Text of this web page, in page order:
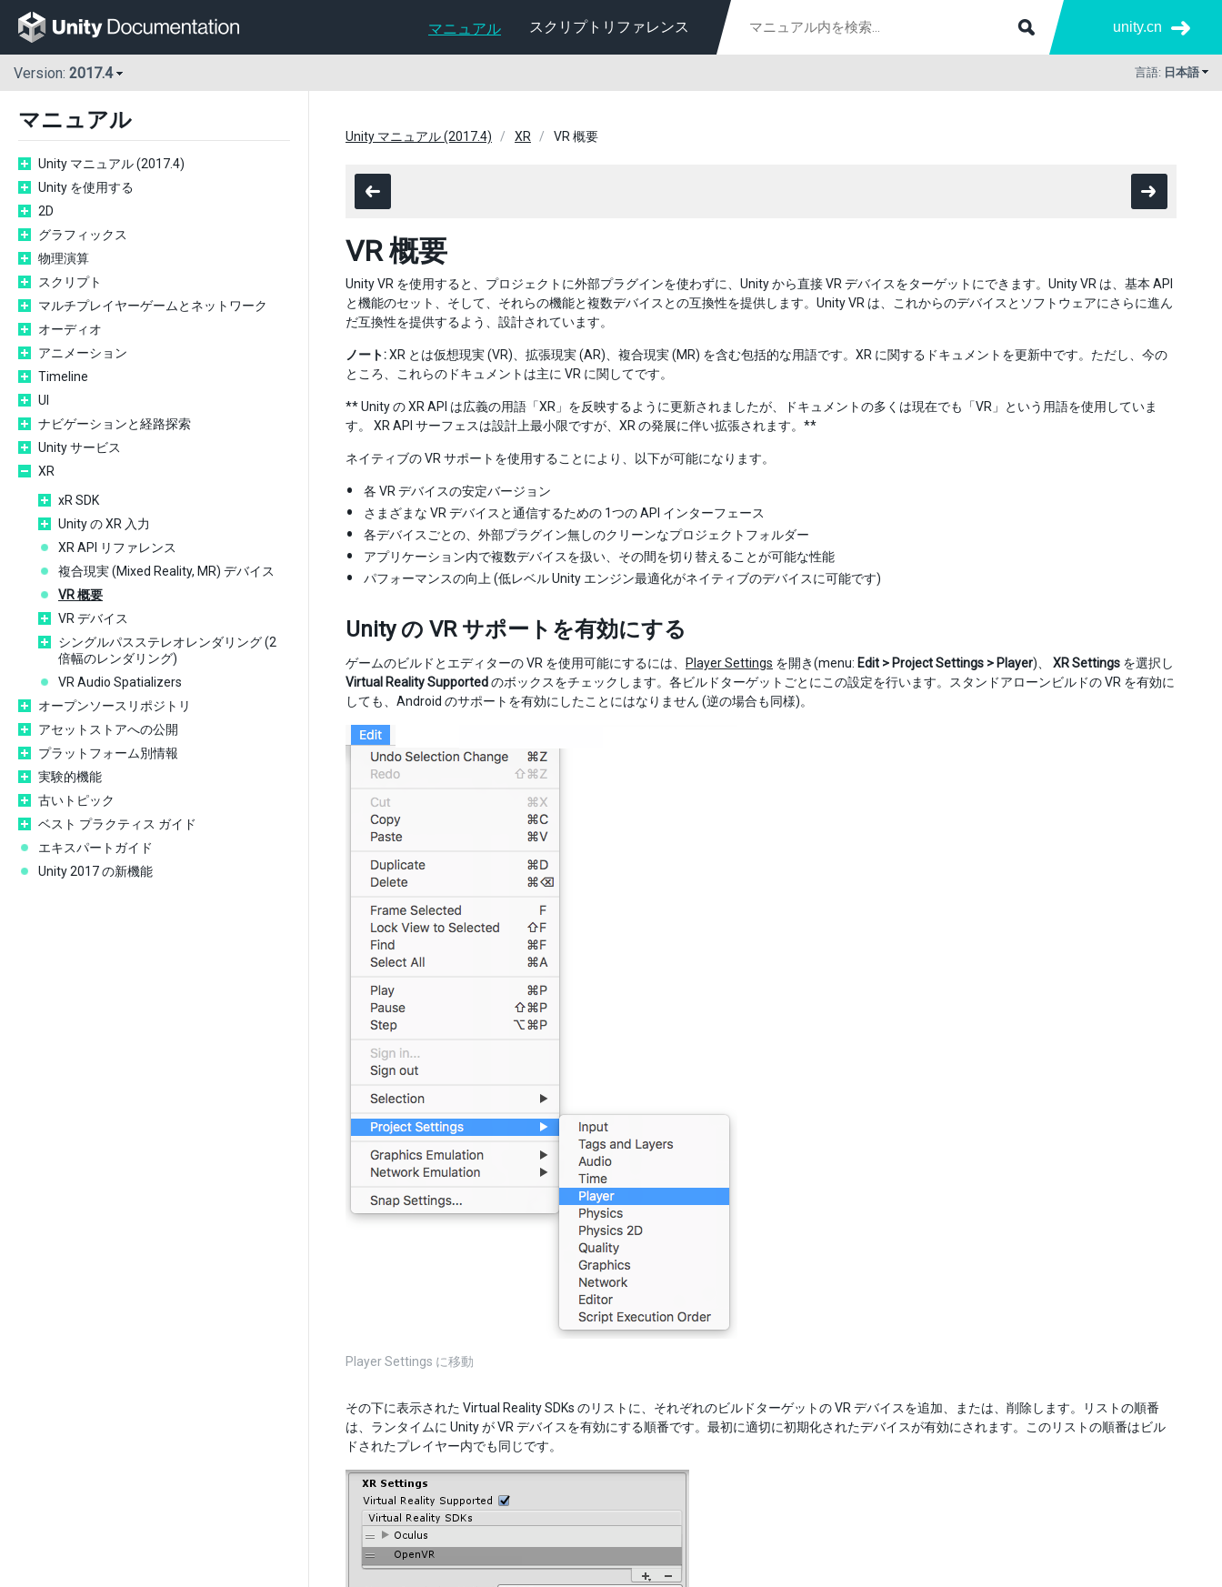
マニュアル スクリプトリファレンス unity.cn
Version: 2017.4 言語: 日本語
マニュアル
Unity マニュアル (2017.4)
Unity を使用する
2D
グラフィックス
物理演算
スクリプト
マルチプレイヤーゲームとネットワーク
オーディオ
アニメーション
Timeline
UI
ナビゲーションと経路探索
Unity サービス
XR
xR SDK
Unity の XR 入力
XR API リファレンス
複合現実 (Mixed Reality, MR) デバイス
VR 概要
VR デバイス
シングルパスステレオレンダリング (2
倍幅のレンダリング)
VR Audio Spatializers
オープンソースリポジトリ
アセットストアへの公開
プラットフォーム別情報
実験的機能
古いトピック
ベスト プラクティス ガイド
エキスパートガイド
Unity 2017 の新機能
Unity マニュアル (2017.4) XR VR 概要
VR 概要
Unity VR を使用すると、プロジェクトに外部プラグインを使わずに、Unity から直接 VR デバイスをターゲットにできます。Unity VR は、基本 API
と機能のセット、そして、それらの機能と複数デバイスとの互換性を提供します。Unity VR は、これからのデバイスとソフトウェアにさらに進ん
だ互換性を提供するよう、設計されています。
ノート:XR とは仮想現実 (VR)、拡張現実 (AR)、複合現実 (MR) を含む包括的な用語です。XR に関するドキュメントを更新中です。ただし、今の
ところ、これらのドキュメントは主に VR に関してです。
** Unity の XR API は広義の用語「XR」を反映するように更新されましたが、ドキュメントの多くは現在でも「VR」という用語を使用していま
す。 XR API サーフェスは設計上最小限ですが、XR の発展に伴い拡張されます。**
ネイティブの VR サポートを使用することにより、以下が可能になります。
各 VR デバイスの安定バージョン
さまざまな VR デバイスと通信するための 1つの API インターフェース
各デバイスごとの、外部プラグイン無しのクリーンなプロジェクトフォルダー
アプリケーション内で複数デバイスを扱い、その間を切り替えることが可能な性能
パフォーマンスの向上 (低レベル Unity エンジン最適化がネイティブのデバイスに可能です)
Unity の VR サポートを有効にする
ゲームのビルドとエディターの VR を使用可能にするには、 Player Settings を開き(menu: Edit > Project Settings > Player)、 XR Settings を選択し
Virtual Reality Supportedのボックスをチェックします。各ビルドターゲットごとにこの設定を行います。スタンドアローンビルドの VR を有効に
しても、Android のサポートを有効にしたことにはなりません (逆の場合も同様)。
Player Settings に移動
その下に表示された Virtual Reality SDKs のリストに、それぞれのビルドターゲットの VR デバイスを追加、または、削除します。リストの順番
は、ランタイムに Unity が VR デバイスを有効にする順番です。最初に適切に初期化されたデバイスが有効にされます。このリストの順番はビル
ドされたプレイヤー内でも同じです。